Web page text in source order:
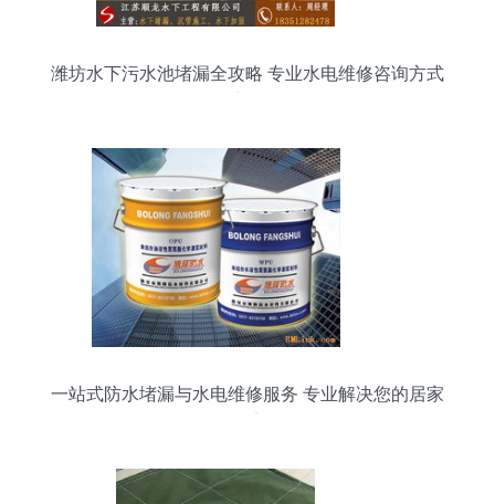
潍坊水下污水池堵漏全攻略 专业水电维修咨询方式
一站式防水堵漏与水电维修服务 专业解决您的居家